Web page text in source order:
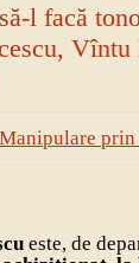
l facă
Manipulare prin
este, de